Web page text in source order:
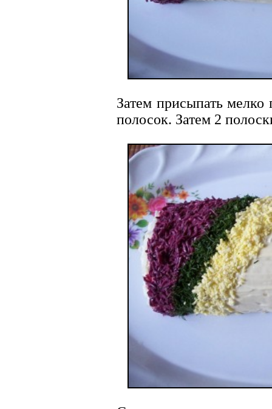
Затем присыпать мелко
полосок. Затем 2